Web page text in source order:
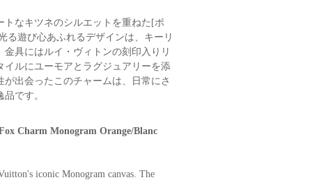
なキツネのシルエットを重ねた[ポ
る遊び心あふれるデザインは、キーリ
具にはルイ・ヴィトンの刻印入りリ
ルにユーモアとラグジュアリーを添
出会ったこのチャームは、日常にさ
です。
Charm Monogram Orange/Blanc
iconic Monogram canvas. The